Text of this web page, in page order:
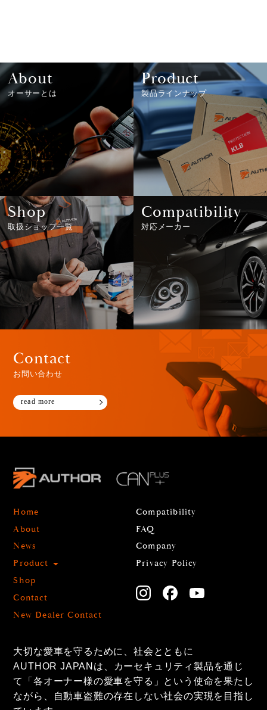
About
オーサーとは
Product
製品ラインナップ
Shop
取扱ショップ一覧
Compatibility
対応メーカー
Contact
お問い合わせ
read more
Home
About
News
Product
Shop
Contact
New Dealer Contact
Compatibility
FAQ
Company
Privacy Policy
大切な愛車を守るために、社会とともに
AUTHOR JAPANは、カーセキュリティ製品を通じ
て「各オーナー様の愛車を守る」という使命を果たし
ながら、自動車盗難の存在しない社会の実現を目指し